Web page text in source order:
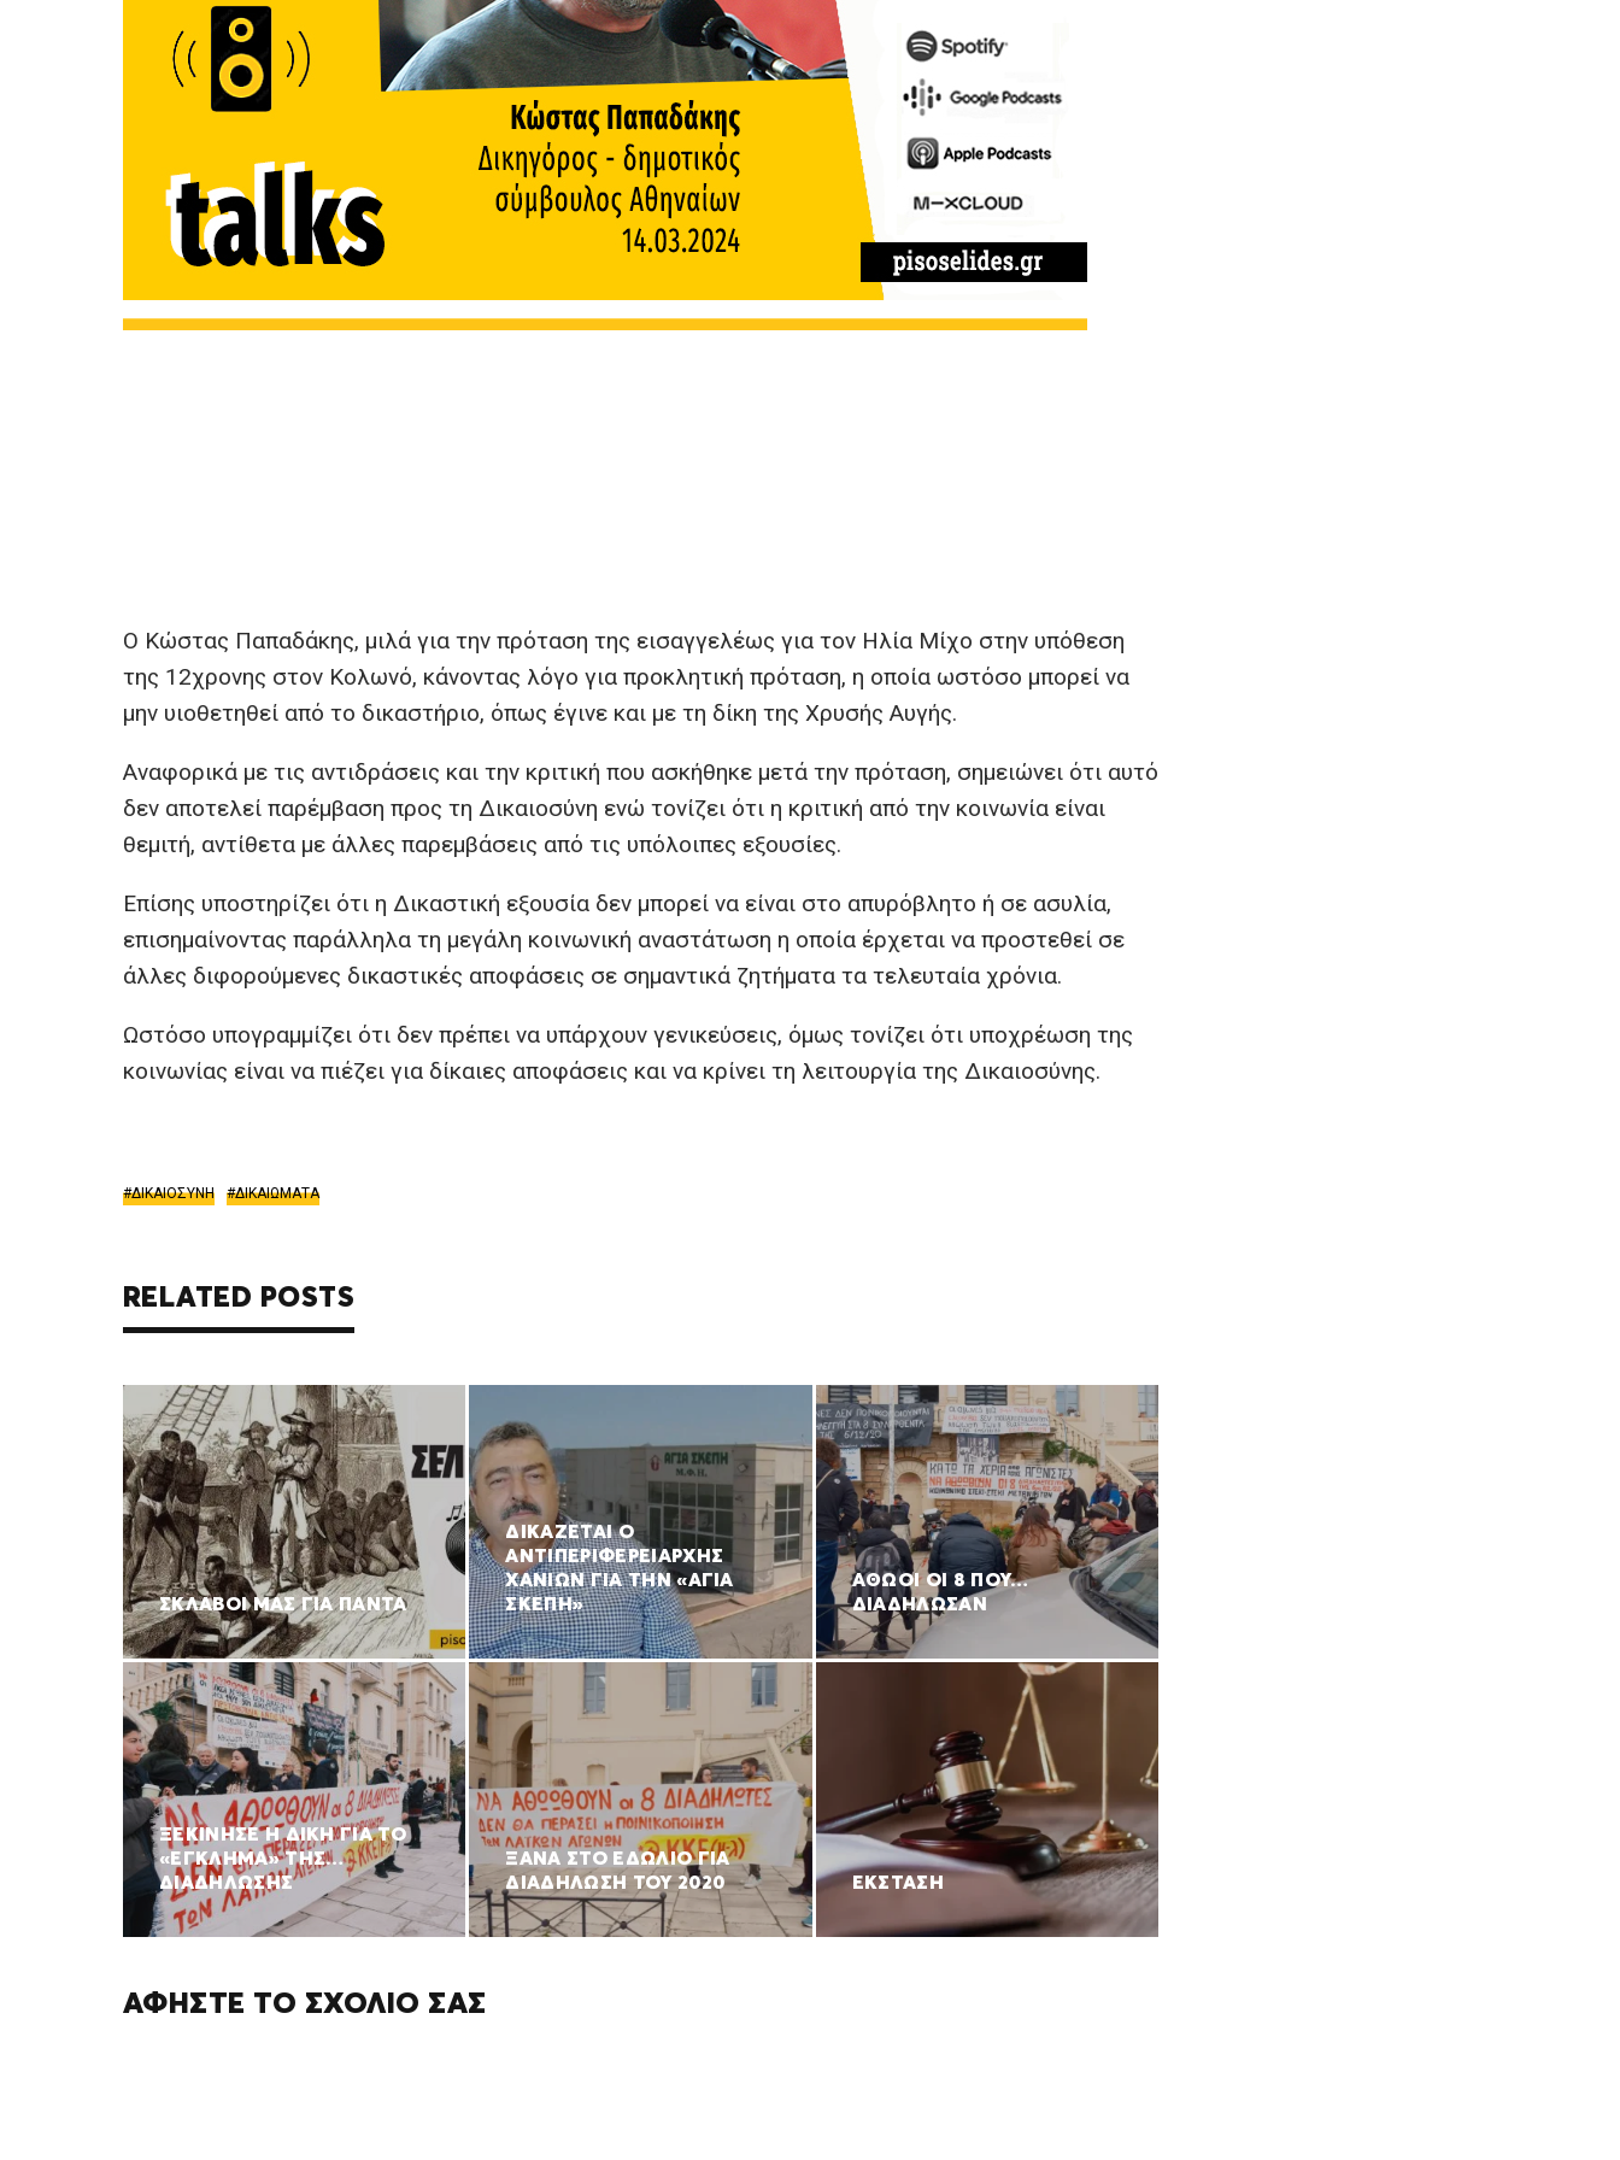
Ο Κώστας Παπαδάκης, μιλά για την πρόταση της εισαγγελέως για τον Ηλία Μίχο στην υπόθεση
της 12χρονης στον Κολωνό, κάνοντας λόγο για προκλητική πρόταση, η οποία ωστόσο μπορεί να
μην υιοθετηθεί από το δικαστήριο, όπως έγινε και με τη δίκη της Χρυσής Αυγής.
Αναφορικά με τις αντιδράσεις και την κριτική που ασκήθηκε μετά την πρόταση, σημειώνει ότι αυτό
δεν αποτελεί παρέμβαση προς τη Δικαιοσύνη ενώ τονίζει ότι η κριτική από την κοινωνία είναι
θεμιτή, αντίθετα με άλλες παρεμβάσεις από τις υπόλοιπες εξουσίες.
Επίσης υποστηρίζει ότι η Δικαστική εξουσία δεν μπορεί να είναι στο απυρόβλητο ή σε ασυλία,
επισημαίνοντας παράλληλα τη μεγάλη κοινωνική αναστάτωση η οποία έρχεται να προστεθεί σε
άλλες διφορούμενες δικαστικές αποφάσεις σε σημαντικά ζητήματα τα τελευταία χρόνια.
Ωστόσο υπογραμμίζει ότι δεν πρέπει να υπάρχουν γενικεύσεις, όμως τονίζει ότι υποχρέωση της
κοινωνίας είναι να πιέζει για δίκαιες αποφάσεις και να κρίνει τη λειτουργία της Δικαιοσύνης.
ΔΙΚΑΙΟΣΥΝΗ ΔΙΚΑΙΩΜΑΤΑ
RELATED POSTS
ΣΚΛΑΒΟΙ ΜΑΣ ΓΙΑ ΠΑΝΤΑ
ΔΙΚΑΖΕΤΑΙ Ο
ΑΝΤΙΠΕΡΙΦΕΡΕΙΑΡΧΗΣ
ΧΑΝΙΩΝ ΓΙΑ ΤΗΝ «ΑΓΙΑ
ΣΚΕΠΗ»
ΑΘΩΟΙ ΟΙ 8 ΠΟΥ…
ΔΙΑΔΗΛΩΣΑΝ
ΞΕΚΙΝΗΣΕ Η ΔΙΚΗ ΓΙΑ ΤΟ
«ΕΓΚΛΗΜΑ» ΤΗΣ…
ΔΙΑΔΗΛΩΣΗΣ
ΞΑΝΑ ΣΤΟ ΕΔΩΛΙΟ ΓΙΑ
ΔΙΑΔΗΛΩΣΗ ΤΟΥ 2020
ΕΚΣΤΑΣΗ
ΑΦΉΣΤΕ ΤΟ ΣΧΌΛΙΌ ΣΑΣ